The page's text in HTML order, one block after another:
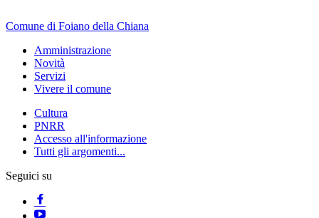
Comune di Foiano della Chiana
Amministrazione
Novità
Servizi
Vivere il comune
Cultura
PNRR
Accesso all'informazione
Tutti gli argomenti...
Seguici su